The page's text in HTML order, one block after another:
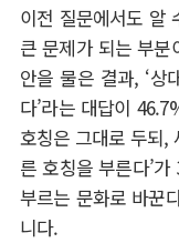
이전 질문에서도 알
큰 문제가 되는 부분
안을 물은 결과, ‘상
다’라는 대답이
호칭은 그대로 두되,
른 호칭을 부른다’가
부르는 문화로 바꾼
니다.